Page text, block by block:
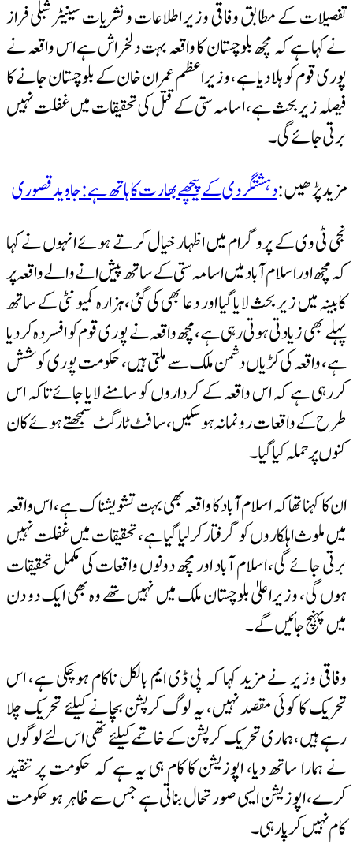
تفصیلات کے مطابق وفاقی وزیر اطلاعات و نشریاتسینیٹرشبلی فراز
نے کہا ہے کہ مچھ بلوچستان کا واقعہ بہت دلخراش ہے اس واقعہ نے
پوری قوم کو ہلا دیا ہے، وزیراعظم عمران خان کے بلوچستان جانے کا
فیصلہ زیر بحث ہے ، اسامہ ستی کے قتل کی تحقیقات میں غفلت نہیں
برتی جائے گی۔
مزید پڑھیں:دہشتگردی کے پیچھے بھارت کا ہاتھ ہے:جاوید قصوری
نجی ٹی وی کے پروگرام میں اظہار خیال کرتے ہوئے انہوں نے کہا
کہ مچھ اور اسلام آباد میں اسامہ ستی کے ساتھ پیش انے والے واقعہ پر
کابینہ میں زیر بحث لایا گیا اور دعا بھی کی گئی، ہزارہ کمیونٹی کے ساتھ
پہلے بھی زیادتی ہوتی رہی ہے، مچھ واقعہ نے پوری قوم کو افسردہ کردیا
ہے، واقعہ کی کڑیاں دشمن ملک سے ملتی ہیں، حکومت پوری کوشش
کررہی ہے کہ اس واقعہ کے کرداروں کو سامنے لایا جائے تاکہ اس
طرح کے واقعات رونما نہ ہوسکیں، سافٹ ٹارگٹ سمجھتے ہوئے کان
کنوں پر حملہ کیا گیا۔
ان کا کہنا تھا کہ اسلام آباد کا واقعہ بھی بہت تشویشناک ہے، اس واقعہ
میں ملوث اہلکاروں کو گرفتار کرلیا گیا ہے، تحقیقات میں غفلت نہیں
برتی جائے گی، اسلام آباد اور مچھ دونوں واقعات کی مکمل تحقیقات
ہوں گی، وزیراعلیٰ بلوچستان ملک میں نہیں تھے وہ بھی ایک دو دن
میں پہنچ جائیں گے۔
وفاقی وزیر نے مزید کہا کہ پی ڈی ایم بالکل ناکام ہوچکی ہے، اس
تحریک کا کوئی مقصد نہیں، یہ لوگ کرپشن بچانے کیلئے تحریک چلا
رہے ہیں، ہماری تحریک کرپشن کے خاتمے کیلئے تھی اس لئے لوگوں
نے ہمارا ساتھ دیا، اپوزیشن کا کام ہی یہ ہے کہ حکومت پر تنقید
کرے، اپوزیشن ایسی صورتحال بناتی ہے جس سے ظاہر ہو حکومت
کام نہیں کر پارہی۔